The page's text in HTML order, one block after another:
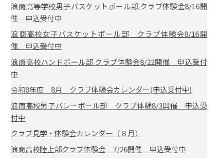
浪商高等学校男子バスケットボール部 クラブ体験会8/16開
催 申込受付中
浪商高校女子バスケットボール部 クラブ体験会8/16開
催 申込受付中
浪商高校ハンドボール部 クラブ体験会8/22開催 申込受付
中
令和8年度 8月 クラブ体験会カレンダー(申込受付中)
浪商高校男子バレーボール部 クラブ体験8/3開催 申込受
付中
クラブ見学・体験会カレンダー（８月）
浪商高校陸上部クラブ体験会 7/26開催 申込受付中